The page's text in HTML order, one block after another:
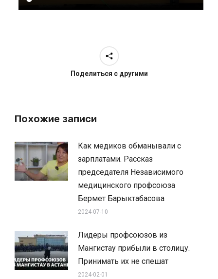
Поделиться с другими
Похожие записи
Как медиков обманывали с
зарплатами. Рассказ
председателя Независимого
медицинского профсоюза
Бермет Барыктабасова
2024-07-10
Лидеры профсоюзов из
Мангистау прибыли в столицу.
Принимать их не спешат
2024-02-01